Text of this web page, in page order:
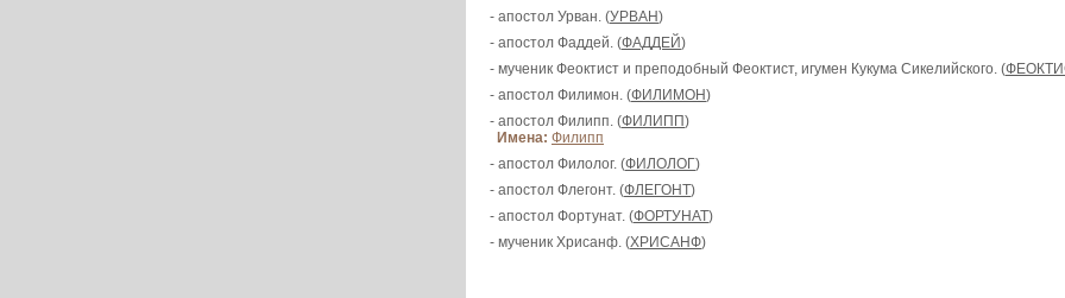
- апостол Урван. (УРВАН)
- апостол Фаддей. (ФАДДЕЙ)
- мученик Феоктист и преподобный Феоктист, игумен Кукума Сикелийского. (
- апостол Филимон. (ФИЛИМОН)
- апостол Филипп. (ФИЛИПП)
Имена: Филипп
- апостол Филолог. (ФИЛОЛОГ)
- апостол Флегонт. (ФЛЕГОНТ)
- апостол Фортунат. (ФОРТУНАТ)
- мученик Xрисанф. (ХРИСАНФ)